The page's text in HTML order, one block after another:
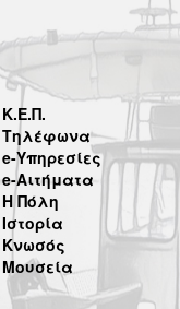
Κ.Ε.Π.
Τηλέφωνα
e-Υπηρεσίες
e-Αιτήματα
Η Πόλη
Ιστορία
Κνωσός
Μουσεία